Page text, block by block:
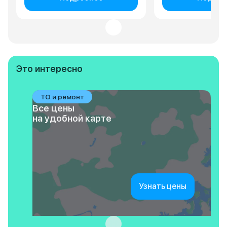
Это интересно
ТО и ремонт
Все цены
на удобной карте
Узнать цены